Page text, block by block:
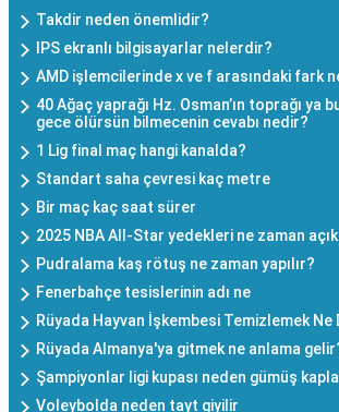
Takdir neden önemlidir?
IPS ekranlı bilgisayarlar nelerdir?
AMD işlemcilerinde x ve f arasındaki fark
40 Ağaç yaprağı Hz. Osman’ın toprağı ya
gece ölürsün bilmecenin cevabı nedir?
1 Lig final maç hangi kanalda?
Standart saha çevresi kaç metre
Bir maç kaç saat sürer
2025 NBA All-Star yedekleri ne zaman
Pudralama kaş rötuş ne zaman yapılır?
Fenerbahçe tesislerinin adı ne
Rüyada Hayvan İşkembesi Temizlemek Ne
Rüyada Almanya'ya gitmek ne anlama
Şampiyonlar ligi kupası neden gümüş
Voleybolda neden tayt giyilir